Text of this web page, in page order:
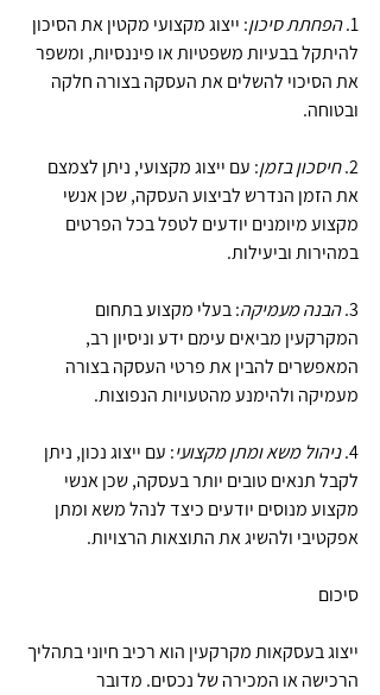
1. הפחתת סיכון: ייצוג מקצועי מקטין את הסיכון
להיתקל בבעיות משפטיות או פיננסיות, ומשפר
את הסיכוי להשלים את העסקה בצורה חלקה
ובטוחה.
2. חיסכון בזמן: עם ייצוג מקצועי, ניתן לצמצם
את הזמן הנדרש לביצוע העסקה, שכן אנשי
מקצוע מיומנים יודעים לטפל בכל הפרטים
במהירות וביעילות.
3. הבנה מעמיקה: בעלי מקצוע בתחום
המקרקעין מביאים עימם ידע וניסיון רב,
המאפשרים להבין את פרטי העסקה בצורה
מעמיקה ולהימנע מהטעויות הנפוצות.
4. ניהול משא ומתן מקצועי: עם ייצוג נכון, ניתן
לקבל תנאים טובים יותר בעסקה, שכן אנשי
מקצוע מנוסים יודעים כיצד לנהל משא ומתן
אפקטיבי ולהשיג את התוצאות הרצויות.
סיכום
ייצוג בעסקאות מקרקעין הוא רכיב חיוני בתהליך
הרכישה או המכירה של נכסים. מדובר